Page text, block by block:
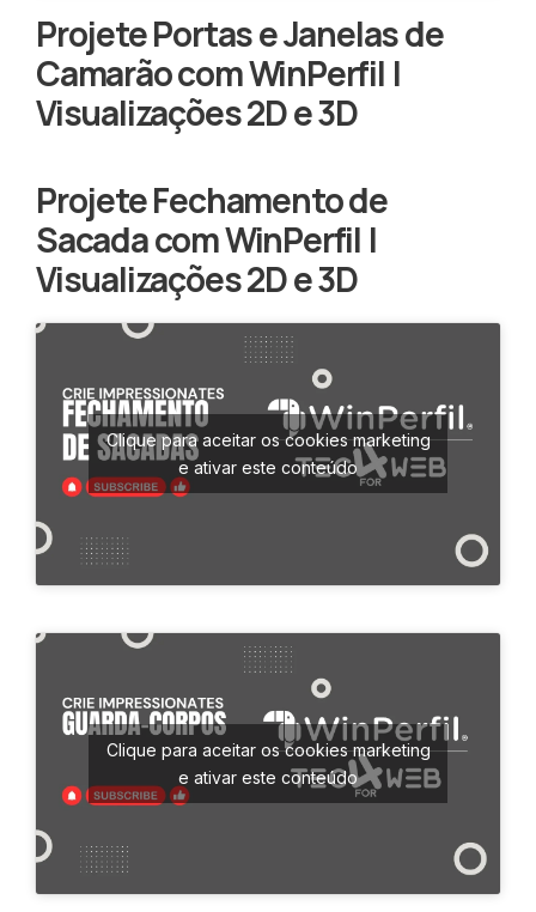
Projete Portas e Janelas de
Camarão com WinPerfil |
Visualizações 2D e 3D
Projete Fechamento de
Sacada com WinPerfil |
Visualizações 2D e 3D
Clique para aceitar os cookies marketing
e ativar este conteúdo
Clique para aceitar os cookies marketing
e ativar este conteúdo